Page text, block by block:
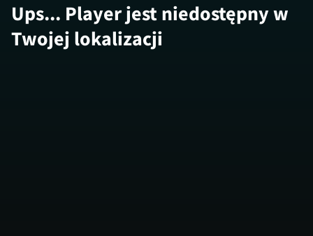
Ups... Player jest niedostępny w
Twojej lokalizacji